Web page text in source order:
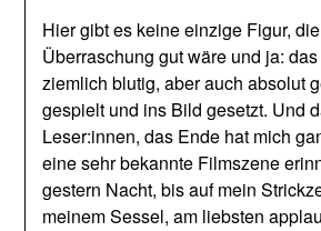
Hier gibt es keine einzige Figur,
Überraschung gut wäre und ja:
ziemlich blutig, aber auch absolut
gespielt und ins Bild gesetzt. Und
Leser:innen, das Ende hat mich
eine sehr bekannte Filmszene
gestern Nacht, bis auf mein
meinem Sessel, am liebsten